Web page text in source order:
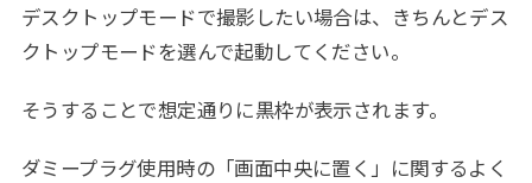
デスクトップモードで撮影したい場合は、きちんとデス
クトップモードを選んで起動してください。
そうすることで想定通りに黒枠が表示されます。
ダミープラグ使用時の「画面中央に置く」に関するよく